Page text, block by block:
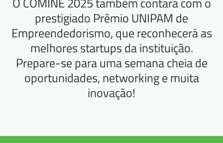
prestigiado Prêmio UNIPAM de
Empreendedorismo, que reconhecerá as
melhores startups da instituição.
Prepare-se para uma semana cheia de
oportunidades, networking e muita
inovação!